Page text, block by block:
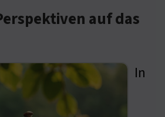
auf das
In